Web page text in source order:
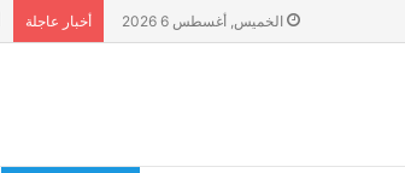
الخميس, أغسطس 6 2026 أخبار عاجلة